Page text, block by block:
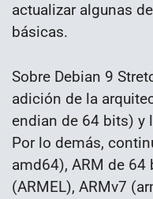
actualizar algunas
básicas.
Sobre Debian 9
adición de la
endian de 64 bits) y
Por lo demás,
amd64), ARM de 64
(ARMEL), ARMv7